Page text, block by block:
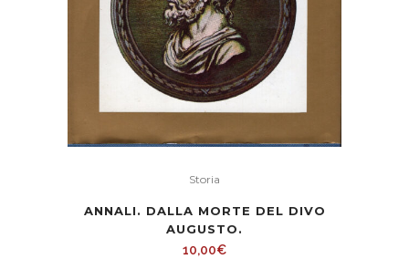
Storia
ANNALI. DALLA MORTE DEL DIVO
AUGUSTO.
10,00€